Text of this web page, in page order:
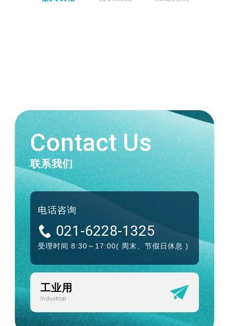
Contact Us
联系我们
电话咨询
021-6228-1325
受理时间 8:30～17:00( 周末、节假日休息 )
工业用
Industrial